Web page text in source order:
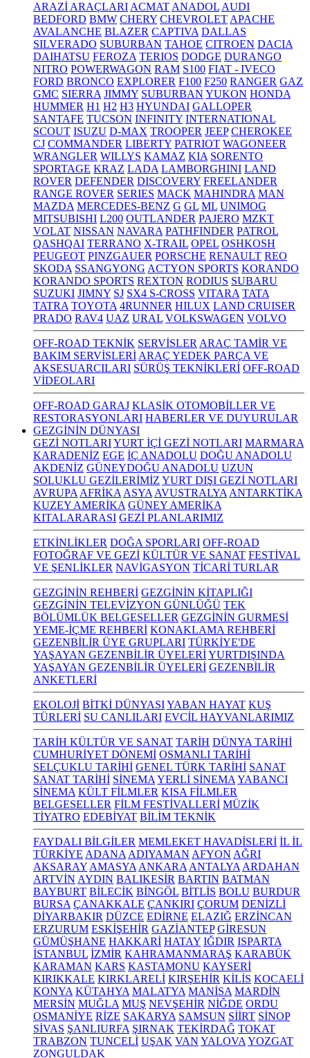
ARAZİ ARAÇLARI ACMAT ANADOL AUDI
BEDFORD BMW CHERY CHEVROLET APACHE
AVALANCHE BLAZER CAPTIVA DALLAS
SILVERADO SUBURBAN TAHOE CITROEN DACIA
DAIHATSU FEROZA TERIOS DODGE DURANGO
NITRO POWERWAGON RAM S100 FIAT - IVECO
FORD BRONCO EXPLORER F100 F250 RANGER GAZ
GMC SIERRA JIMMY SUBURBAN YUKON HONDA
HUMMER H1 H2 H3 HYUNDAI GALLOPER
SANTAFE TUCSON INFINITY INTERNATIONAL
SCOUT ISUZU D-MAX TROOPER JEEP CHEROKEE
CJ COMMANDER LIBERTY PATRIOT WAGONEER
WRANGLER WILLYS KAMAZ KIA SORENTO
SPORTAGE KRAZ LADA LAMBORGHINI LAND
ROVER DEFENDER DISCOVERY FREELANDER
RANGE ROVER SERIES MACK MAHINDRA MAN
MAZDA MERCEDES-BENZ G GL ML UNIMOG
MITSUBISHI L200 OUTLANDER PAJERO MZKT
VOLAT NISSAN NAVARA PATHFINDER PATROL
QASHQAI TERRANO X-TRAIL OPEL OSHKOSH
PEUGEOT PINZGAUER PORSCHE RENAULT REO
SKODA SSANGYONG ACTYON SPORTS KORANDO
KORANDO SPORTS REXTON RODIUS SUBARU
SUZUKI JIMNY SJ SX4 S-CROSS VITARA TATA
TATRA TOYOTA 4RUNNER HILUX LAND CRUISER
PRADO RAV4 UAZ URAL VOLKSWAGEN VOLVO
OFF-ROAD TEKNİK SERVİSLER ARAÇ TAMİR VE
BAKIM SERVİSLERİ ARAÇ YEDEK PARÇA VE
AKSESUARCILARI SÜRÜŞ TEKNİKLERİ OFF-ROAD
VİDEOLARI
OFF-ROAD GARAJ KLASİK OTOMOBİLLER VE
RESTORASYONLARI HABERLER VE DUYURULAR
GEZGİNİN DÜNYASI
GEZİ NOTLARIYURT İÇİ GEZİ NOTLARI MARMARA
KARADENİZ EGE İÇ ANADOLU DOĞU ANADOLU
AKDENİZ GÜNEYDOĞU ANADOLU UZUN
SOLUKLU GEZİLERİMİZ YURT DIŞI GEZİ NOTLARI
AVRUPA AFRİKA ASYA AVUSTRALYA ANTARKTİKA
KUZEY AMERİKA GÜNEY AMERİKA
KITALARARASI GEZİ PLANLARIMIZ
ETKİNLİKLER DOĞA SPORLARI OFF-ROAD
FOTOĞRAF VE GEZİ KÜLTÜR VE SANAT FESTİVAL
VE ŞENLİKLER NAVİGASYON TİCARİ TURLAR
GEZGİNİN REHBERİ GEZGİNİN KİTAPLIĞI
GEZGİNİN TELEVİZYON GÜNLÜĞÜ TEK
BÖLÜMLÜK BELGESELLER GEZGİNİN GURMESİ
YEME-İÇME REHBERİ KONAKLAMA REHBERİ
GEZENBİLİR ÜYE GRUPLARI TÜRKİYE'DE
YAŞAYAN GEZENBİLİR ÜYELERİYURTDIŞINDA
YAŞAYAN GEZENBİLİR ÜYELERİ GEZENBİLİR
ANKETLERİ
EKOLOJİ BİTKİ DÜNYASIYABAN HAYAT KUŞ
TÜRLERİ SU CANLILARI EVCİL HAYVANLARIMIZ
TARİH KÜLTÜR VE SANAT TARİH DÜNYA TARİHİ
CUMHURİYET DÖNEMİ OSMANLI TARİHİ
SELÇUKLU TARİHİ GENEL TÜRK TARİHİ SANAT
SANAT TARİHİ SİNEMA YERLİ SİNEMA YABANCI
SİNEMA KÜLT FİLMLER KISA FİLMLER
BELGESELLER FİLM FESTİVALLERİ MÜZİK
TİYATRO EDEBİYAT BİLİM TEKNİK
FAYDALI BİLGİLER MEMLEKET HAVADİSLERİ İL İL
TÜRKİYE ADANA ADIYAMAN AFYON AĞRI
AKSARAY AMASYA ANKARA ANTALYA ARDAHAN
ARTVİN AYDIN BALIKESİR BARTIN BATMAN
BAYBURT BİLECİK BİNGÖL BİTLİS BOLU BURDUR
BURSA ÇANAKKALE ÇANKIRI ÇORUM DENİZLİ
DİYARBAKIR DÜZCE EDİRNE ELAZIĞ ERZİNCAN
ERZURUM ESKİŞEHİR GAZİANTEP GİRESUN
GÜMÜŞHANE HAKKARİ HATAY IĞDIR ISPARTA
İSTANBUL İZMİR KAHRAMANMARAŞ KARABÜK
KARAMAN KARS KASTAMONU KAYSERİ
KIRIKKALE KIRKLARELİ KIRŞEHİR KİLİS KOCAELİ
KONYA KÜTAHYA MALATYA MANİSA MARDİN
MERSİN MUĞLA MUŞ NEVŞEHİR NİĞDE ORDU
OSMANİYE RİZE SAKARYA SAMSUN SİİRT SİNOP
SİVAS ŞANLIURFA ŞIRNAK TEKİRDAĞ TOKAT
TRABZON TUNCELİ UŞAK VAN YALOVA YOZGAT
ZONGULDAK